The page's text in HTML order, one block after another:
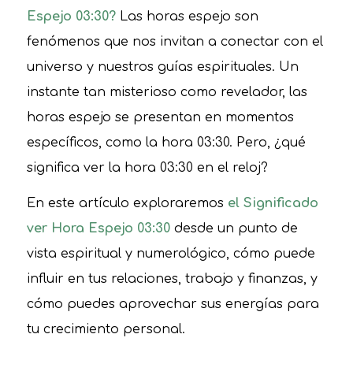
Espejo 03:30?Las horas espejo son
fenómenos que nos invitan a conectar con el
universo y nuestros guías espirituales. Un
instante tan misterioso como revelador, las
horas espejo se presentan en momentos
específicos, como la hora 03:30. Pero, ¿qué
significa ver la hora 03:30 en el reloj?
En este artículo exploraremos el Significado
ver Hora Espejo 03:30desde un punto de
vista espiritual y numerológico, cómo puede
influir en tus relaciones, trabajo y finanzas, y
cómo puedes aprovechar sus energías para
tu crecimiento personal.